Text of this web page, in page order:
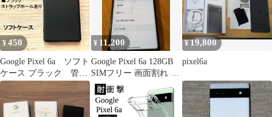
¥450
Google Pixel 6a ソフト
ケース ブラック 管理
185-22
¥ 11,200
Google Pixel 6a 128GB
SIMフリー 画面割れ ジ
ャンク
¥19,800
pixel6a